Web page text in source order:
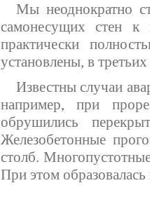
Мы неоднократно
самонесущих стен к
практически
установлены, в
Известны случаи
например, при
обрушились
Железобетонные
столб.
При этом